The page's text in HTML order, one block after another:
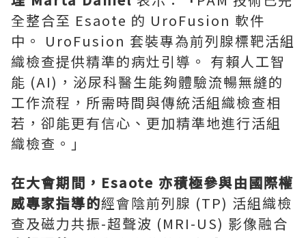
全整合至 Esaote 的 UroFusion 軟件
中。 UroFusion 套裝專為前列腺標靶活組
織檢查提供精準的病灶引導。 有賴人工智
能 (AI)，泌尿科醫生能夠體驗流暢無縫的
工作流程，所需時間與傳統活組織檢查相
若，卻能更有信心、更加精準地進行活組
織檢查。」
在大會期間，Esaote 亦積極參與由國際權
威專家指導的經會陰前列腺 (TP) 活組織檢
查及磁力共振-超聲波 (MRI-US) 影像融合